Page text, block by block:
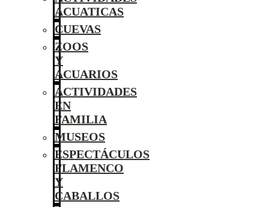
ACUATICAS
CUEVAS
ZOOS
Y
ACUARIOS
ACTIVIDADES
EN
FAMILIA
MUSEOS
ESPECTÁCULOS
FLAMENCO
Y
CABALLOS